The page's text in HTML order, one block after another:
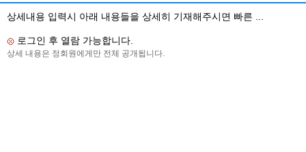
상세내용 입력시 아래 내용들을 상세히 기재해주시면 빠른 ...
로그인 후 열람 가능합니다.
상세 내용은 정회원에게만 전체 공개됩니다.